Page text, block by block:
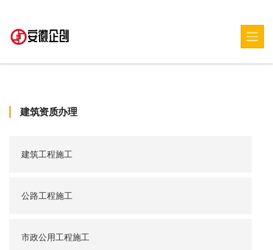
建筑资质办理
建筑工程施工
公路工程施工
市政公用工程施工